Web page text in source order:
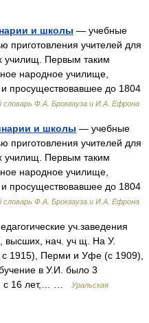
и школы — учебные
приготовления учителей для
училищ. Первым таким
народное училище,
и просуществовавшее до 1804
словарь Ф.А. Брокгауза и И.А. Ефрона
и школы — учебные
приготовления учителей для
училищ. Первым таким
народное училище,
и просуществовавшее до 1804
словарь Ф.А. Брокгауза и И.А. Ефрона
уч.заведения
высших, нач. уч щ. На У.
1915), Перми и Уфе (с 1909),
в У.И. было 3
с 16 лет,… …
Уральская